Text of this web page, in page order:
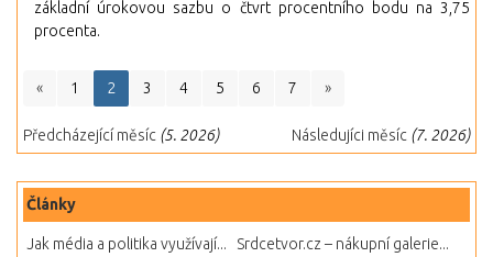
základní úrokovou sazbu o čtvrt procentního bodu na 3,75
procenta.
« 1 2 3 4 5 6 7 »
Předcházející měsíc (5. 2026) Následujíci měsíc (7. 2026)
Články
Jak média a politika využívají...
Srdcetvor.cz – nákupní galerie...